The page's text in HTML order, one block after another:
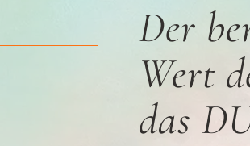
Der
Wert
das